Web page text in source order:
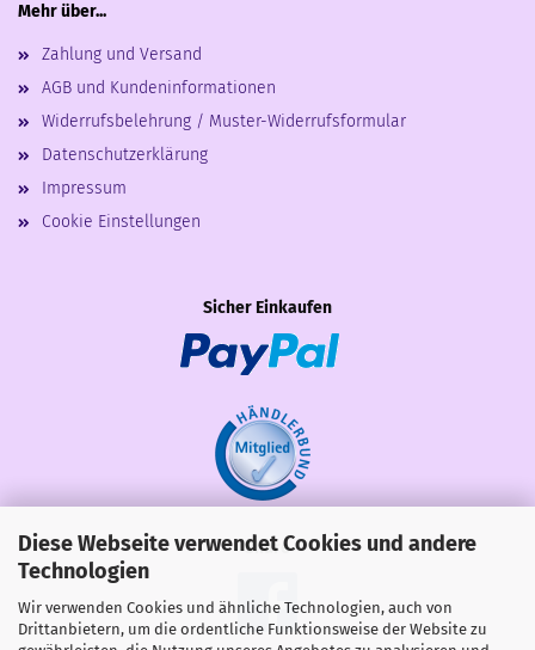
Diese Webseite verwendet Cookies und andere
Technologien
Wir verwenden Cookies und ähnliche Technologien, auch von
Drittanbietern, um die ordentliche Funktionsweise der Website zu
Mehr über...
Zahlung und Versand
AGB und Kundeninformationen
Widerrufsbelehrung / Muster-Widerrufsformular
Datenschutzerklärung
Impressum
Cookie Einstellungen
Sicher Einkaufen
Share